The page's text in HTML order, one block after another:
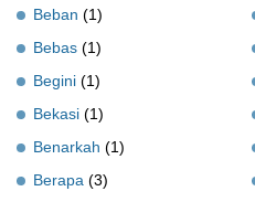
Beban (1)
Bebas (1)
Begini (1)
Bekasi (1)
Benarkah (1)
Berapa (3)